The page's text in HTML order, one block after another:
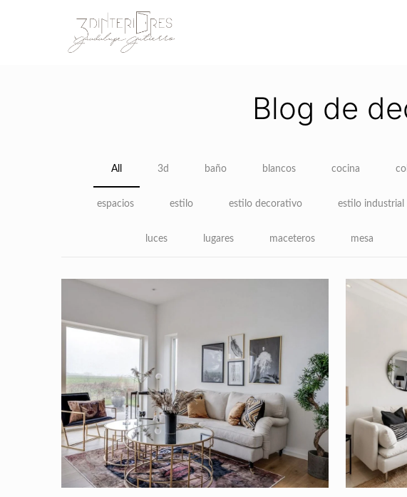
Blog de
All 3d baño blancos cocina
espacios estilo estilo decorativo estilo industrial
luces lugares maceteros mesa